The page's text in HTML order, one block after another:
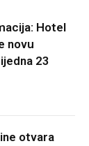
Hotel
novu
23
otvara